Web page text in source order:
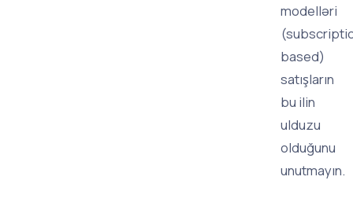
modelləri
based)
satışların
bu ilin
ulduzu
olduğunu
unutmayın.